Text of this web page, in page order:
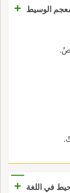
الوسيط +
في اللغة
+